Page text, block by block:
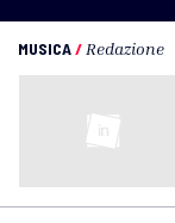
MUSICA/ Redazione